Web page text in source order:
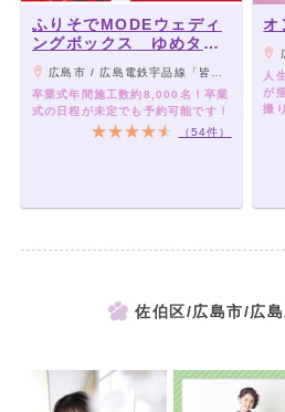
ふりそでMODEウェディ
ングボックス ゆめタウ
ン広島店
広島市 / 広島電鉄宇品線「皆実町六丁目駅」より徒歩4分
卒業式年間施工数約8,000名！卒業
式の日程が未定でも予約可能です！
（54件）
オ
人
が
撮
佐伯区/広島市/広